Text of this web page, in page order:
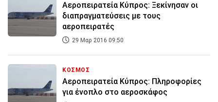
Αεροπειρατεία Κύπρος: Ξεκίνησαν οι
διαπραγματεύσεις με τους
αεροπειρατές
29 Μαρ 2016 09:50
ΚΟΣΜΟΣ
Αεροπειρατεία Κύπρος: Πληροφορίες
για ένοπλο στο αεροσκάφος